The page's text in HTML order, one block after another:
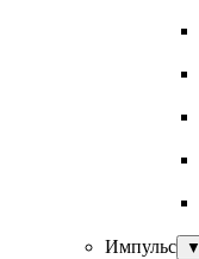
Импульс
▼